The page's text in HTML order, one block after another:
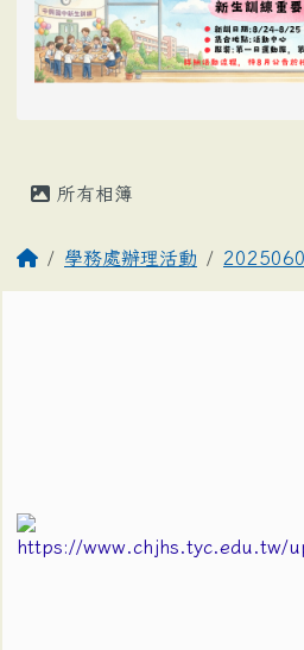
所有相簿
學務處辦理活動